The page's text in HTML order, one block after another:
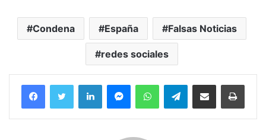
Condena España Falsas Noticias
redes sociales
FacebookTwitter LinkedInMessengerWhatsAppTelegramCompartir por correo electrónico